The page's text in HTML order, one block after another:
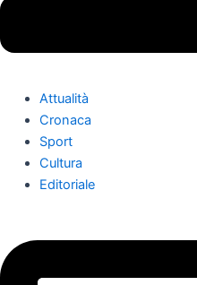
Attualità
Cronaca
Sport
Cultura
Editoriale